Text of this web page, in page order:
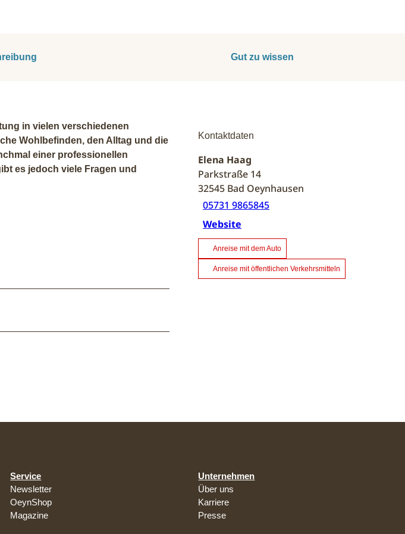
Gut zu wissen
in vielen verschiedenen
Wohlbefinden, den Alltag und die
einer professionellen
es jedoch viele Fragen und
Kontaktdaten
Elena Haag
Parkstraße 14
32545 Bad Oeynhausen
05731 9865845
Website
Anreise mit dem Auto
Anreise mit öffentlichen Verkehrsmitteln
Service
Newsletter
OeynShop
Magazine
Unternehmen
Über uns
Karriere
Presse